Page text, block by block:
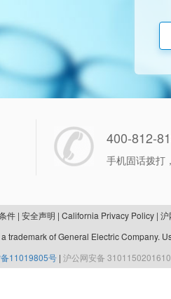
400-812-
手机固话拨打
件| 安全声明 | California Privacy Policy| 沪
trademark of General Electric Company.
11019805号 | 沪公网安备